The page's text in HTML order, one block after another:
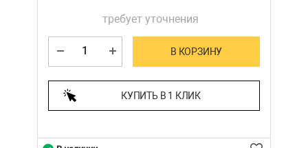
требует уточнения
В КОРЗИНУ
КУПИТЬ В 1 КЛИК